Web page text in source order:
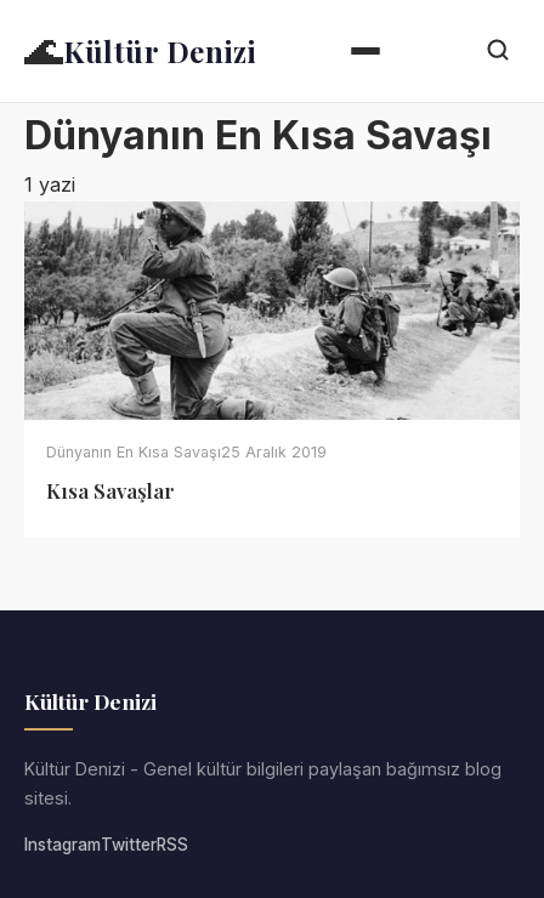
🌊Kültür Denizi
Dünyanın En Kısa Savaşı
1 yazi
Dünyanın En Kısa Savaşı25 Aralık 2019
Kısa Savaşlar
Kültür Denizi
Kültür Denizi - Genel kültür bilgileri paylaşan bağımsız blog
sitesi.
InstagramTwitterRSS